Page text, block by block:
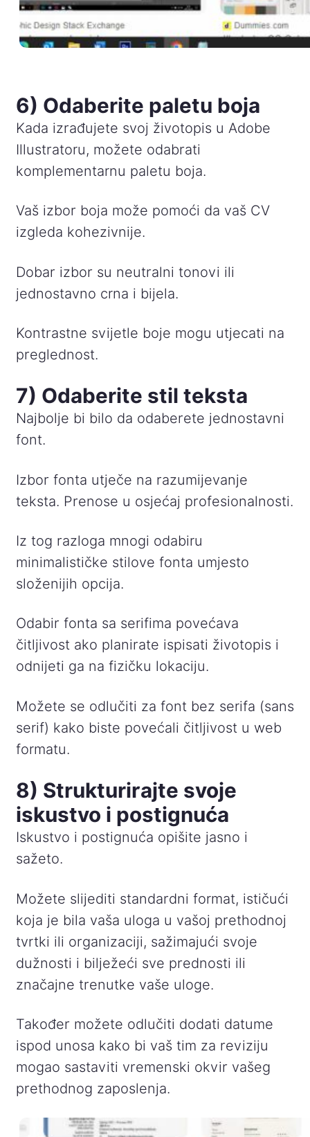
6) Odaberite paletu boja
Kada izrađujete svoj životopis u Adobe
Illustratoru, možete odabrati
komplementarnu paletu boja.
Vaš izbor boja može pomoći da vaš CV
izgleda kohezivnije.
Dobar izbor su neutralni tonovi ili
jednostavno crna i bijela.
Kontrastne svijetle boje mogu utjecati na
preglednost.
7) Odaberite stil teksta
Najbolje bi bilo da odaberete jednostavni
font.
Izbor fonta utječe na razumijevanje
teksta. Prenose u osjećaj profesionalnosti.
Iz tog razloga mnogi odabiru
minimalističke stilove fonta umjesto
složenijih opcija.
Odabir fonta sa serifima povećava
čitljivost ako planirate ispisati životopis i
odnijeti ga na fizičku lokaciju.
Možete se odlučiti za font bez serifa (sans
serif) kako biste povećali čitljivost u web
formatu.
8) Strukturirajte svoje
iskustvo i postignuća
Iskustvo i postignuća opišite jasno i
sažeto.
Možete slijediti standardni format, ističući
koja je bila vaša uloga u vašoj prethodnoj
tvrtki ili organizaciji, sažimajući svoje
dužnosti i bilježeći sve prednosti ili
značajne trenutke vaše uloge.
Također možete odlučiti dodati datume
ispod unosa kako bi vaš tim za reviziju
mogao sastaviti vremenski okvir vašeg
prethodnog zaposlenja.